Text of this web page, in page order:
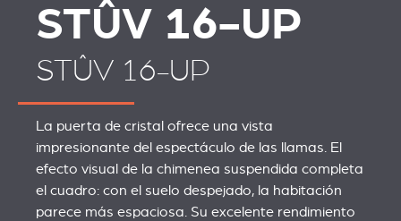
STÛV 16-UP
STÛV 16-UP
La puerta de cristal ofrece una vista
impresionante del espectáculo de las llamas. El
efecto visual de la chimenea suspendida completa
el cuadro: con el suelo despejado, la habitación
parece más espaciosa. Su excelente rendimiento